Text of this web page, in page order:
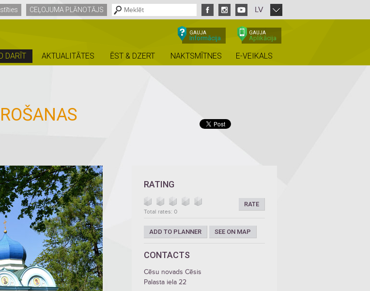
CEĻOJUMA PLĀNOTĀJS LV
GAUJA
Informācija
GAUJA
Aplikācija
DARĪT AKTUALITĀTES ĒST & DZERT NAKTSMĪTNES E-VEIKALS
RATING
RATE
Total rates: 0
ADD TO PLANNER SEE ON MAP
CONTACTS
Cēsu novads Cēsis
Palasta iela 22